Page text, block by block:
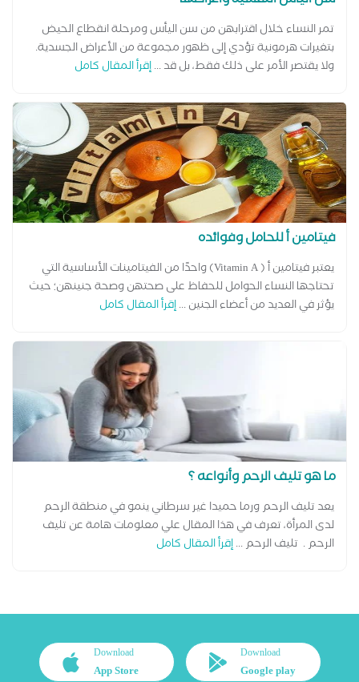
تمر النساء خلال اقترابهن من سن اليأس ومرحلة انقطاع الحيض
بتغيرات هرمونية تؤدي إلى ظهور مجموعة من الأعراض الجسدية.
ولا يقتصر الأمر على ذلك فقط، بل قد ...إقرأ المقال كامل
فيتامين أ للحامل وفوائده
يعتبر فيتامين أ ( Vitamin A) واحدًا من الفيتامينات الأساسية التي
تحتاجها النساء الحوامل للحفاظ على صحتهن وصحة جنينهن؛ حيث
يؤثر في العديد من أعضاء الجنين ...إقرأ المقال كامل
ما هو تليف الرحم وأنواعه ؟
يعد تليف الرحم ورما حميدا غير سرطاني ينمو في منطقة الرحم
لدى المرأة، تعرف في هذا المقال علي معلومات هامة عن تليف
الرحم . تليف الرحم ...إقرأ المقال كامل
Download
Google play
Download
App Store